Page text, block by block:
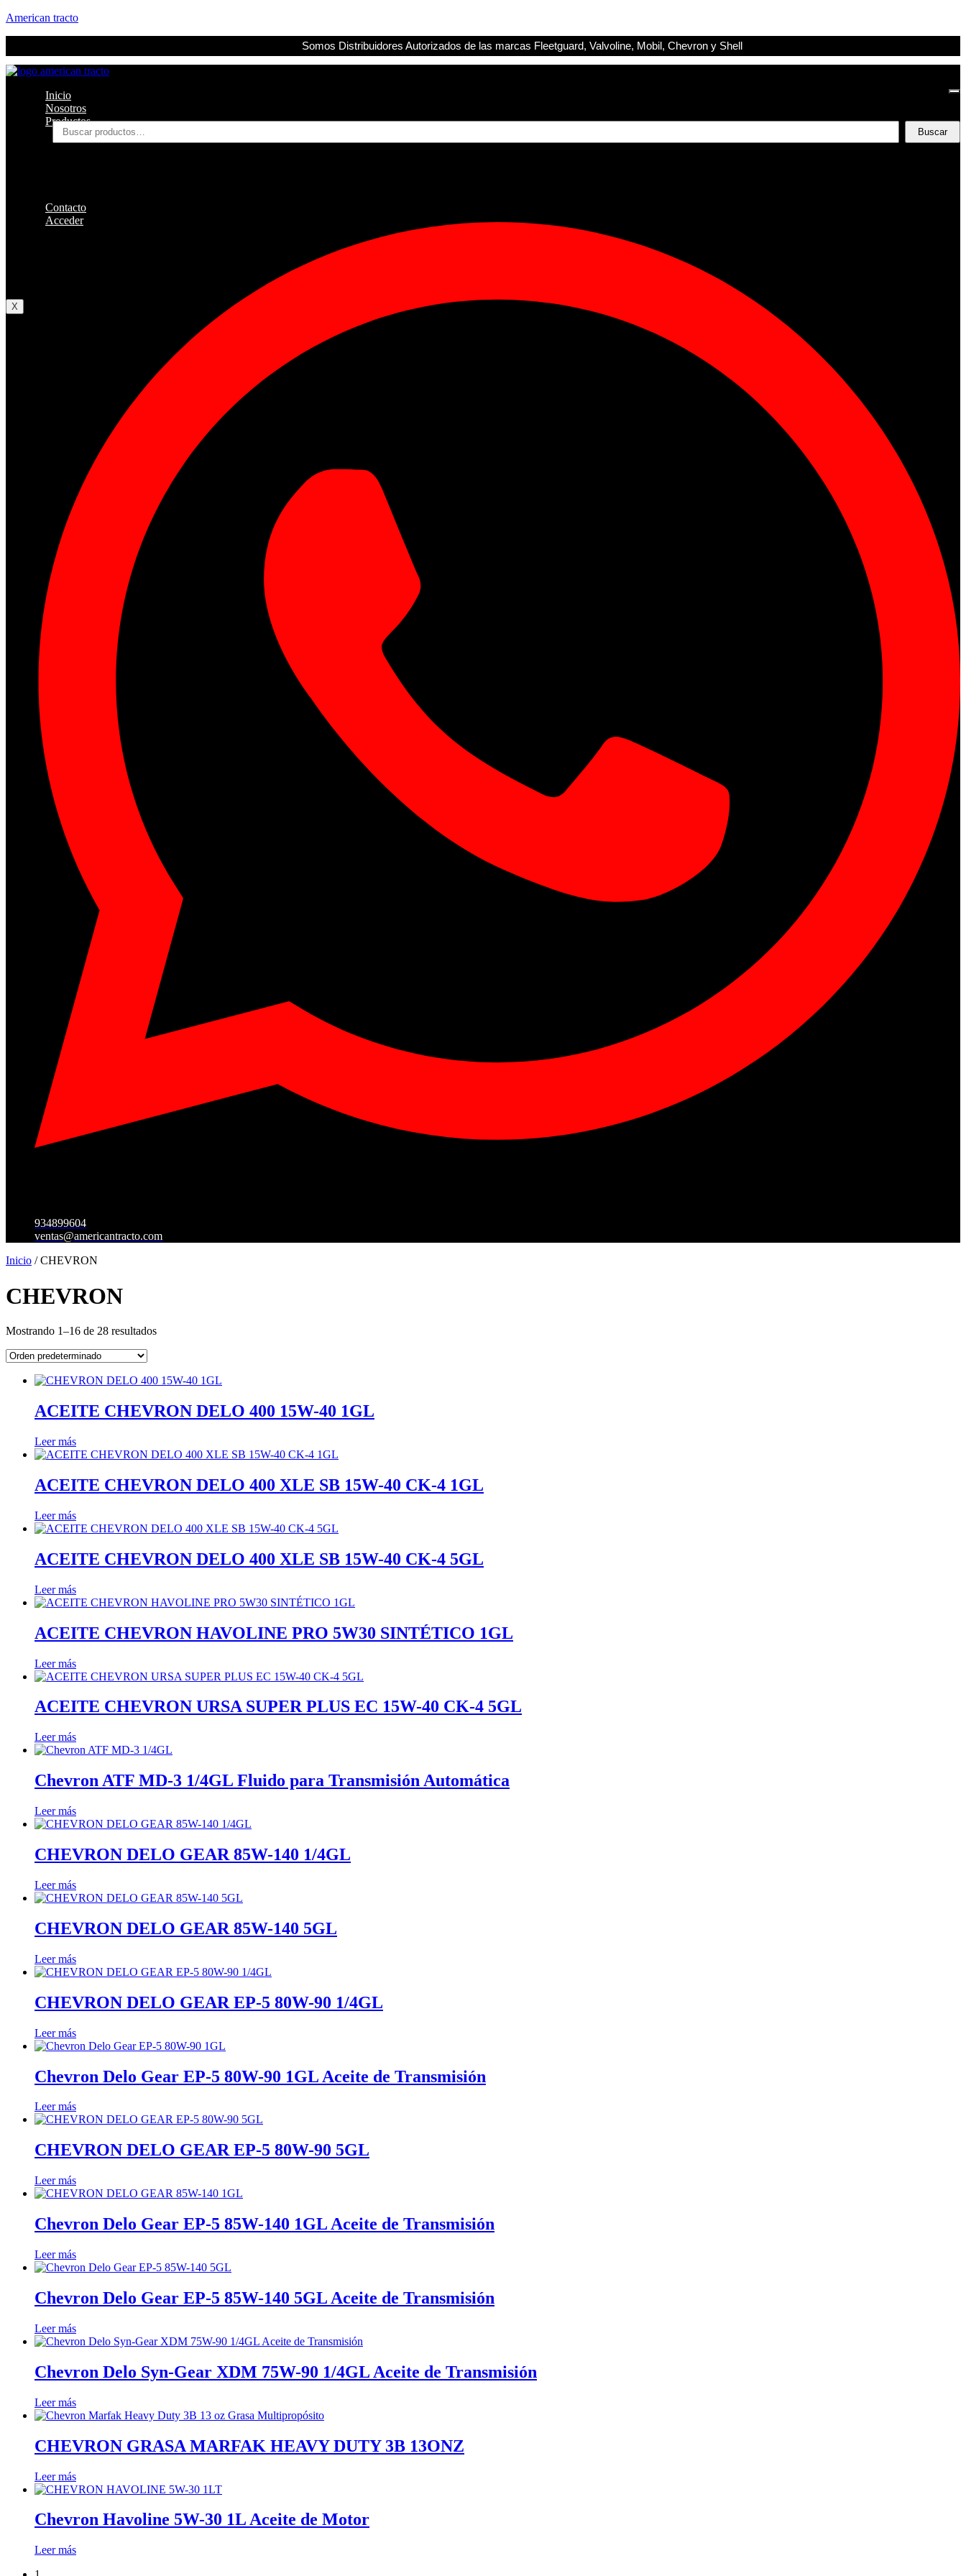
American tracto
Somos Distribuidores Autorizados de las marcas Fleetguard, Valvoline, Mobil, Chevron y Shell
Inicio
Nosotros
Productos
Filtros
Contacto
Acceder
X
Buscar
934899604
ventas@americantracto.com
Inicio / CHEVRON
CHEVRON
Mostrando 1–16 de 28 resultados
ACEITE CHEVRON DELO 400 15W-40 1GL
Leer más
ACEITE CHEVRON DELO 400 XLE SB 15W-40 CK-4 1GL
Leer más
ACEITE CHEVRON DELO 400 XLE SB 15W-40 CK-4 5GL
Leer más
ACEITE CHEVRON HAVOLINE PRO 5W30 SINTÉTICO 1GL
Leer más
ACEITE CHEVRON URSA SUPER PLUS EC 15W-40 CK-4 5GL
Leer más
Chevron ATF MD-3 1/4GL Fluido para Transmisión Automática
Leer más
CHEVRON DELO GEAR 85W-140 1/4GL
Leer más
CHEVRON DELO GEAR 85W-140 5GL
Leer más
CHEVRON DELO GEAR EP-5 80W-90 1/4GL
Leer más
Chevron Delo Gear EP-5 80W-90 1GL Aceite de Transmisión
Leer más
CHEVRON DELO GEAR EP-5 80W-90 5GL
Leer más
Chevron Delo Gear EP-5 85W-140 1GL Aceite de Transmisión
Leer más
Chevron Delo Gear EP-5 85W-140 5GL Aceite de Transmisión
Leer más
Chevron Delo Syn-Gear XDM 75W-90 1/4GL Aceite de Transmisión
Leer más
CHEVRON GRASA MARFAK HEAVY DUTY 3B 13ONZ
Leer más
Chevron Havoline 5W-30 1L Aceite de Motor
Leer más